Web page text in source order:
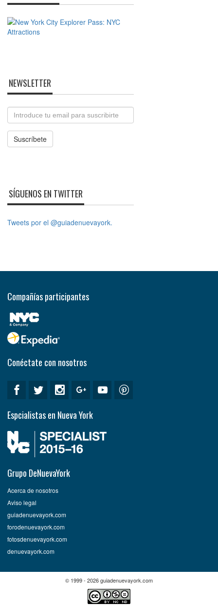
NEWSLETTER
Email
Suscríbete
SÍGUENOS EN TWITTER
Tweets por el @guiadenuevayork.
Compañías participantes
Conéctate con nosotros
Espcialistas en Nueva York
Grupo DeNuevaYork
Acerca de nosotros
Aviso legal
guiadenuevayork.com
forodenuevayork.com
fotosdenuevayork.com
denuevayork.com
© 1999 - 2026 guiadenuevayork.com